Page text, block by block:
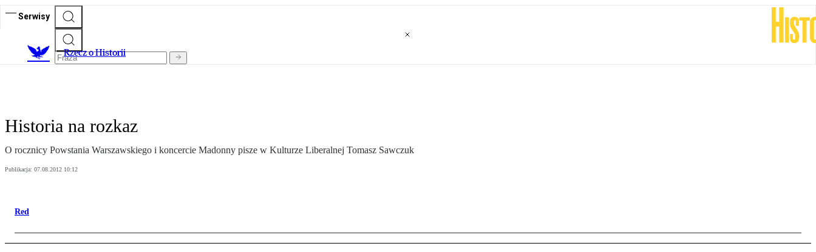
Serwisy
Rzecz o Historii
Historia na rozkaz
O rocznicy Powstania Warszawskiego i koncercie Madonny pisze w Kulturze Liberalnej Tomasz Sawczuk
Publikacja: 07.08.2012 10:12
Red